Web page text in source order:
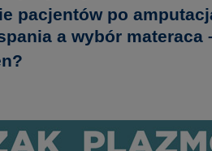
pacjentów po
a wybór materaca